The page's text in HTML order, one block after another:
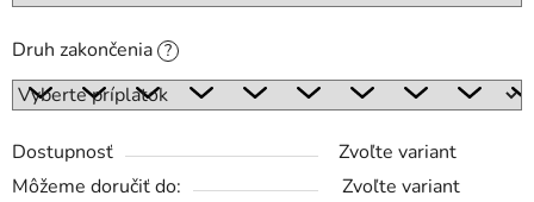
Druh zakončenia ?
Dostupnosť
Zvoľte variant
Môžeme doručiť do:
Zvoľte variant